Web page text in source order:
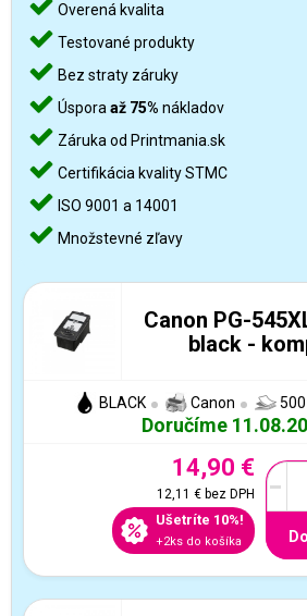
Overená kvalita
Testované produkty
Bez straty záruky
Úspora až 75% nákladov
Záruka od Printmania.sk
Certifikácia kvality STMC
ISO 9001 a 14001
Množstevné zľavy
Canon PG-
black -
BLACK Canon
Doručíme
14,90 €
12,11 €bez DPH
Ušetríte 10%!
+2ks do košíka
-